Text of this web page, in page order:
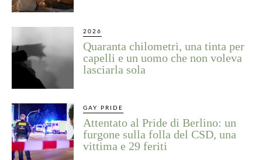
2026
Quaranta chilometri, una tinta per
capelli e un uomo che non voleva
lasciarla sola
GAY PRIDE
Attentato al Pride di Berlino: un
furgone sulla folla del CSD, una
vittima e 29 feriti